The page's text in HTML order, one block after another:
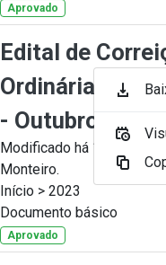
Aprovado
Edital de
Ordinária nº
- Outubro
Modificado há 11 Meses
Monteiro.
Início > 2023
Documento básico
Aprovado